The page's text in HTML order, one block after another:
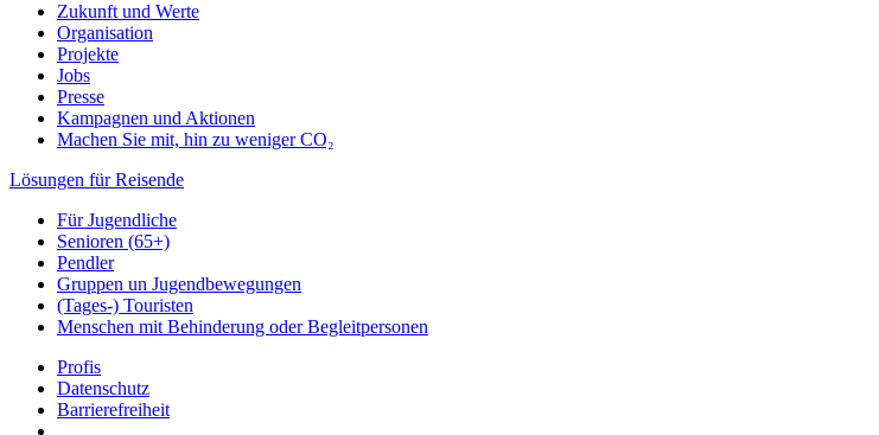
Zukunft und Werte
Organisation
Projekte
Jobs
Presse
Kampagnen und Aktionen
Machen Sie mit, hin zu weniger CO₂
Lösungen für Reisende
Für Jugendliche
Senioren (65+)
Pendler
Gruppen un Jugendbewegungen
(Tages-) Touristen
Menschen mit Behinderung oder Begleitpersonen
Profis
Datenschutz
Barrierefreiheit